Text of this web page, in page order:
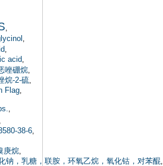
,
,
,
acid,
唑硼烷,
烷-2-硫,
Flag,
,
,
38-6,
庚烷,
钠，乳糖，联胺，环氧乙烷，氧化钴，对苯醌,